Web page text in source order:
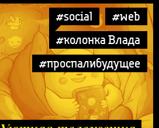
#social
#web
#колонка Влада
#проспалибудущее